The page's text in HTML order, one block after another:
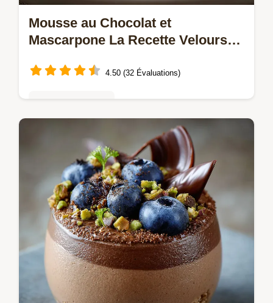
Mousse au Chocolat et
Mascarpone La Recette Velours
4.50 (32 Évaluations)
Notre Mousse au chocolat et mascarpone
est dune richesse incroyable Cette recette
mousse mascarpone chocolat est un
dessert facile et stable parfait pour des…